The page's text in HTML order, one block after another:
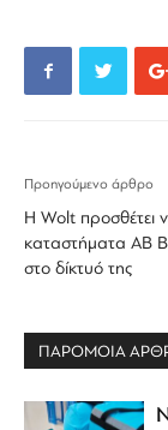
Προηγούμενο άρθρο
Η Wolt προσθέτει
καταστήματα ΑΒ
στο δίκτυό της
ΠΑΡΟΜΟΙΑ